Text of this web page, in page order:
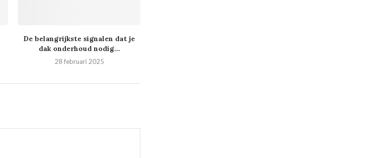
De belangrijkste signalen dat je
dak onderhoud nodig...
28 februari 2025